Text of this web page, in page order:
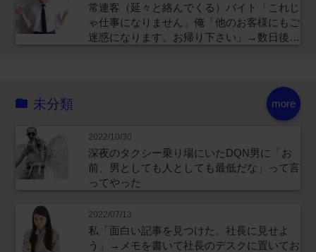
常連客（延々と絡んでくる）バイト「これじ
ゃ仕事になりません」俺「他のお客様にもご
迷惑になります。お帰り下さい」→数日後…
more
未分類
2022/10/30
深夜のタクシー乗り場にいたDQN男に「お
前、男としても人としても最低だな」って言
ってやった
2022/07/13
私「面白い記事を見つけた。社長に見せよ
う」→メモを書いて社長のデスクに置いてお